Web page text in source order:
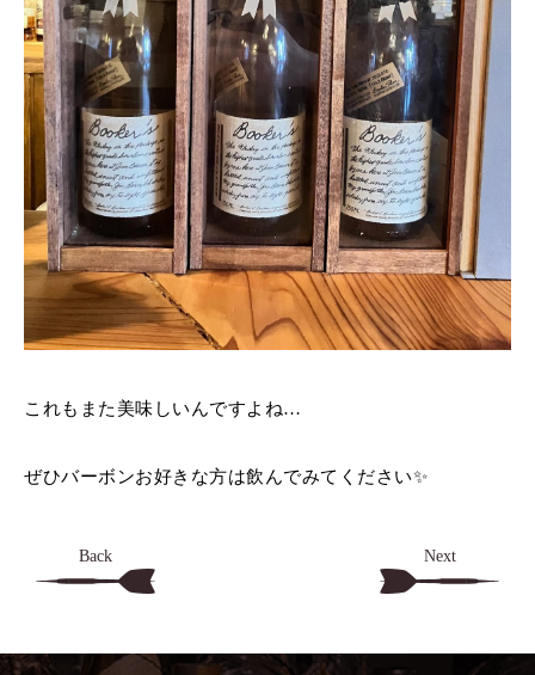
これもまた美味しいんですよね…
ぜひバーボンお好きな方は飲んでみてください✨️
Back Next